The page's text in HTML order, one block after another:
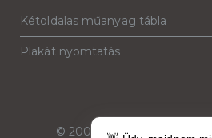
Kétoldalas műanyag tábla
Plakát nyomtatás
© 2007-2026